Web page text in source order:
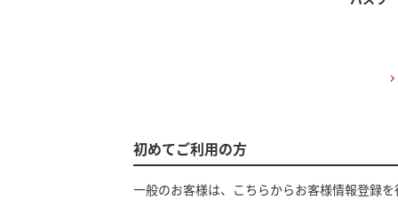
初めてご利用の方
一般のお客様は、こちらからお客様情報登録